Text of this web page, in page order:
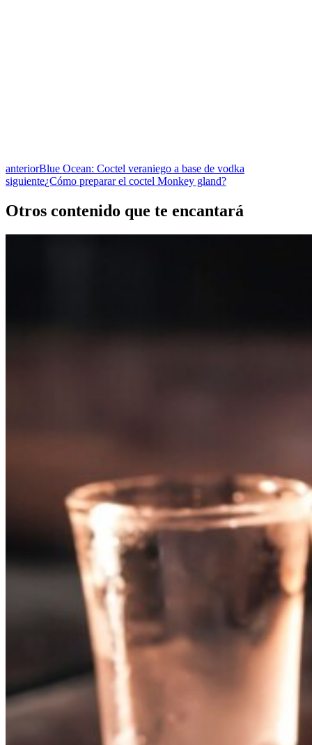
anteriorBlue Ocean: Coctel veraniego a base de vodka
siguiente¿Cómo preparar el coctel Monkey gland?
Otros contenido que te encantará